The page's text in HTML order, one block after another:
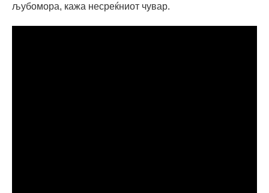
љубомора, кажа несреќниот чувар.